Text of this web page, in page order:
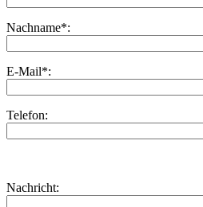
Nachname*:
E-Mail*:
Telefon:
dieses
lasse
Nachricht: